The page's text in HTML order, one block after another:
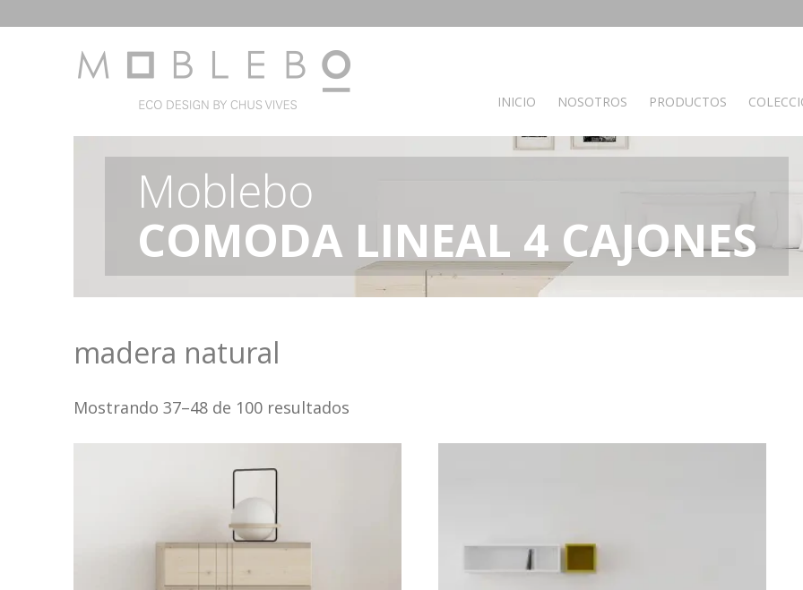
INICIO NOSOTROS PRODUCTOS
PRODUCTOS POR AMBIENTES
Bancos
Espejos
Mesas auxiliares
Percheros
Recibidores
Muebles de Baño
Cómoda y sinfonier
kit de mantenimiento
Moblebo
COMODA LINEAL 4 CAJONES
madera natural
Mostrando 37–48 de 100 resultados